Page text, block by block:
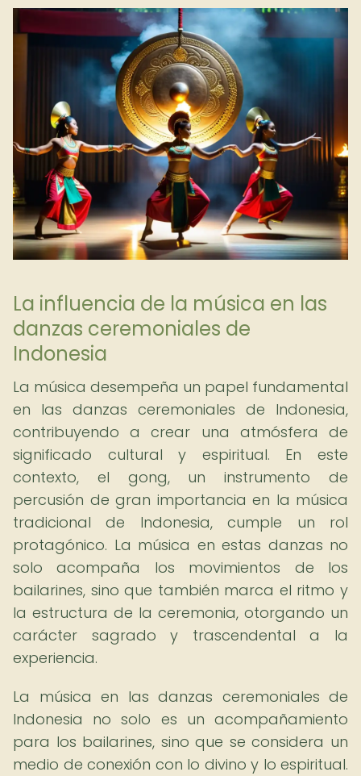
La influencia de la música en las
danzas ceremoniales de
Indonesia
La música desempeña un papel fundamental
en las danzas ceremoniales de Indonesia,
contribuyendo a crear una atmósfera de
significado cultural y espiritual. En este
contexto, el gong, un instrumento de
percusión de gran importancia en la música
tradicional de Indonesia, cumple un rol
protagónico. La música en estas danzas no
solo acompaña los movimientos de los
bailarines, sino que también marca el ritmo y
la estructura de la ceremonia, otorgando un
carácter sagrado y trascendental a la
experiencia.
La música en las danzas ceremoniales de
Indonesia no solo es un acompañamiento
para los bailarines, sino que se considera un
medio de conexión con lo divino y lo espiritual.